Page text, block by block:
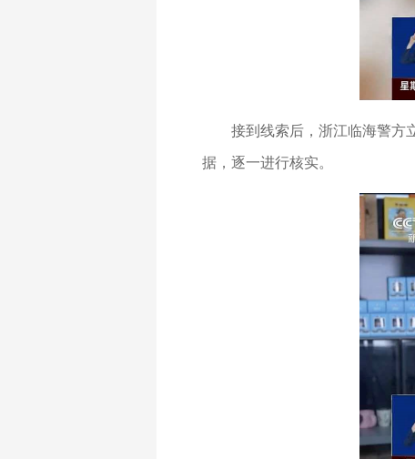
接到线索后，浙江临海警方
据，逐一进行核实。